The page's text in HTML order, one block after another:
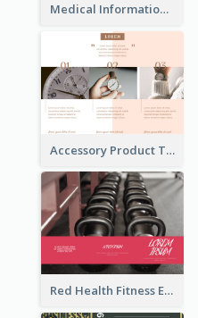
Medical Informational Tri Fold Brochure
Accessory Product Tri Fold Brochure
Red Health Fitness Event Brochure